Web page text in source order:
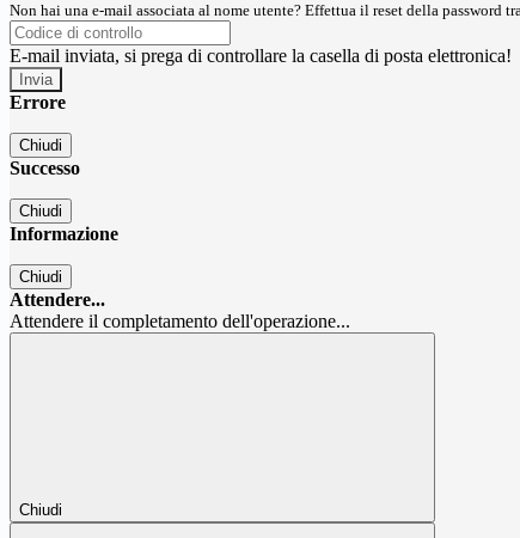
Non hai una e-mail associata al nome utente? Effettua il reset della password
E-mail inviata, si prega di controllare la casella di posta elettronica!
Errore
Chiudi
Successo
Chiudi
Informazione
Chiudi
Attendere...
Attendere il completamento dell'operazione...
Chiudi